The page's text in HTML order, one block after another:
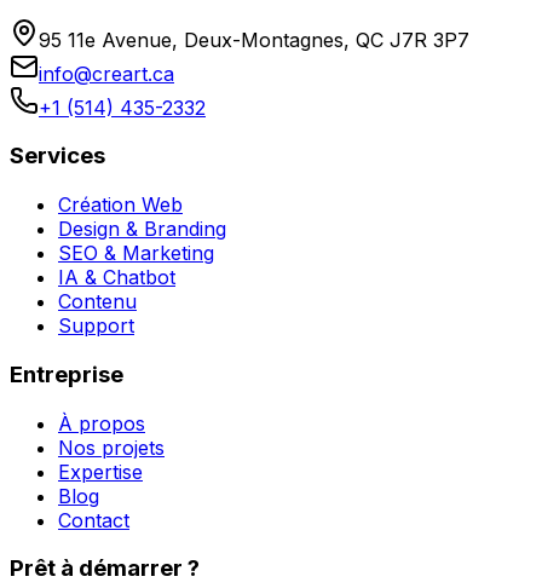
95 11e Avenue, Deux-Montagnes, QC J7R 3P7
info@creart.ca
+1 (514) 435-2332
Services
Création Web
Design & Branding
SEO & Marketing
IA & Chatbot
Contenu
Support
Entreprise
À propos
Nos projets
Expertise
Blog
Contact
Prêt à démarrer ?